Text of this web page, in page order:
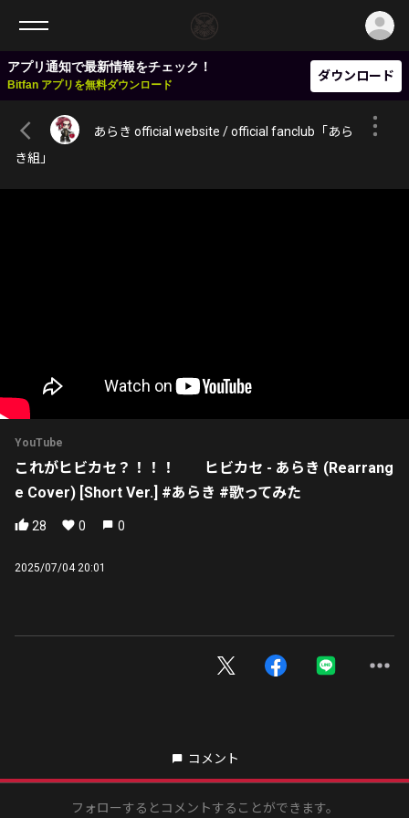
アプリ通知で最新情報をチェック！
Bitfan アプリを無料ダウンロード
ダウンロード
あらき official website / official fanclub「あら
き組」
YouTube
これがヒビカセ？！！！ ヒビカセ - あらき (Rearrang
e Cover) [Short Ver.] #あらき #歌ってみた
28 0 0
2025/07/04 20:01
コメント
フォローするとコメントすることができます。